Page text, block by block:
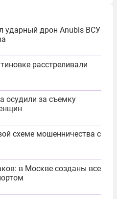
ударный дрон Anubis ВСУ
расстреливали
осудили за съемку
схеме мошенничества с
в Москве созданы все